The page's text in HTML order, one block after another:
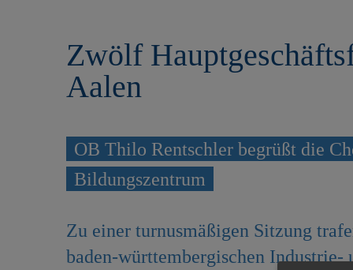
Zwölf
Aalen
OB Thilo Rentschler begrüßt die
Bildungszentrum
Zu einer turnusmäßigen Sitzung
baden-württembergischen